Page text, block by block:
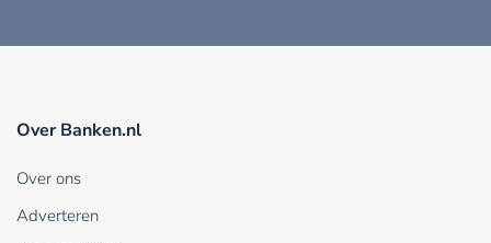
Over Banken.nl
Over ons
Adverteren